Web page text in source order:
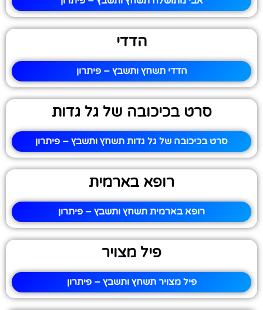
הדדי
הדדי תשחץ ותשבץ – פיתרון
סרט בכיכובה של גל גדות
סרט בכיכובה של גל גדות תשחץ ותשבץ – פיתרון
רופא בארמית
רופא בארמית תשחץ ותשבץ – פיתרון
פיל מצויר
פיל מצויר תשחץ ותשבץ – פיתרון